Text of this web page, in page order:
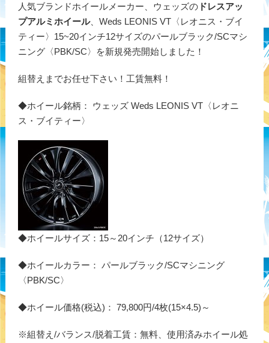
人気ブランドホイールメーカー、ウェッズのドレスアッ
プアルミホイール、Weds LEONIS VT〈レオニス・ブイ
ティー〉15~20インチ12サイズのパールブラック/SCマシ
ニング〈PBK/SC〉を新規発売開始しました！
組替えまでお任せ下さい！工賃無料！
◆ホイール銘柄： ウェッズ Weds LEONIS VT〈レオニ
ス・ブイティー〉
◆ホイールサイズ：15～20インチ（12サイズ）
◆ホイールカラー： パールブラック/SCマシニング
〈PBK/SC〉
◆ホイール価格(税込)： 79,800円/4枚(15×4.5)～
※組替え/バランス/脱着工賃：無料、使用済みホイール処